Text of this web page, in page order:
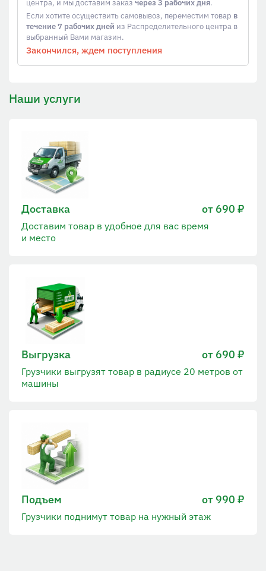
центра, и мы доставим заказ через 3 рабочих дня.
Если хотите осуществить самовывоз, переместим товар в
течение 7 рабочих дней из Распределительного центра в
выбранный Вами магазин.
Закончился, ждем поступления
Наши услуги
Доставка от 690 ₽
Доставим товар в удобное для вас время
и место
Выгрузка от 690 ₽
Грузчики выгрузят товар в радиусе 20 метров от
машины
Подъем от 990 ₽
Грузчики поднимут товар на нужный этаж